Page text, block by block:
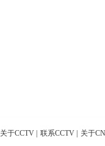
关于CCTV 联系CCTV 关于